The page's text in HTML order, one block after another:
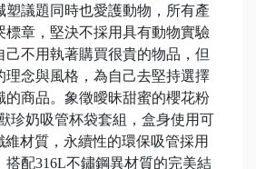
議題同時也愛護動物，所有產
標章，堅決不採用具有動物實驗
己不用執著購買很貴的物品，但
理念與風格，為自己去堅持選擇
的商品。象徵曖昧甜蜜的櫻花粉
珍奶吸管杯袋套組，盒身使用可
材質，永續性的環保吸管採用
搭配316L不鏽鋼異材質的完美結